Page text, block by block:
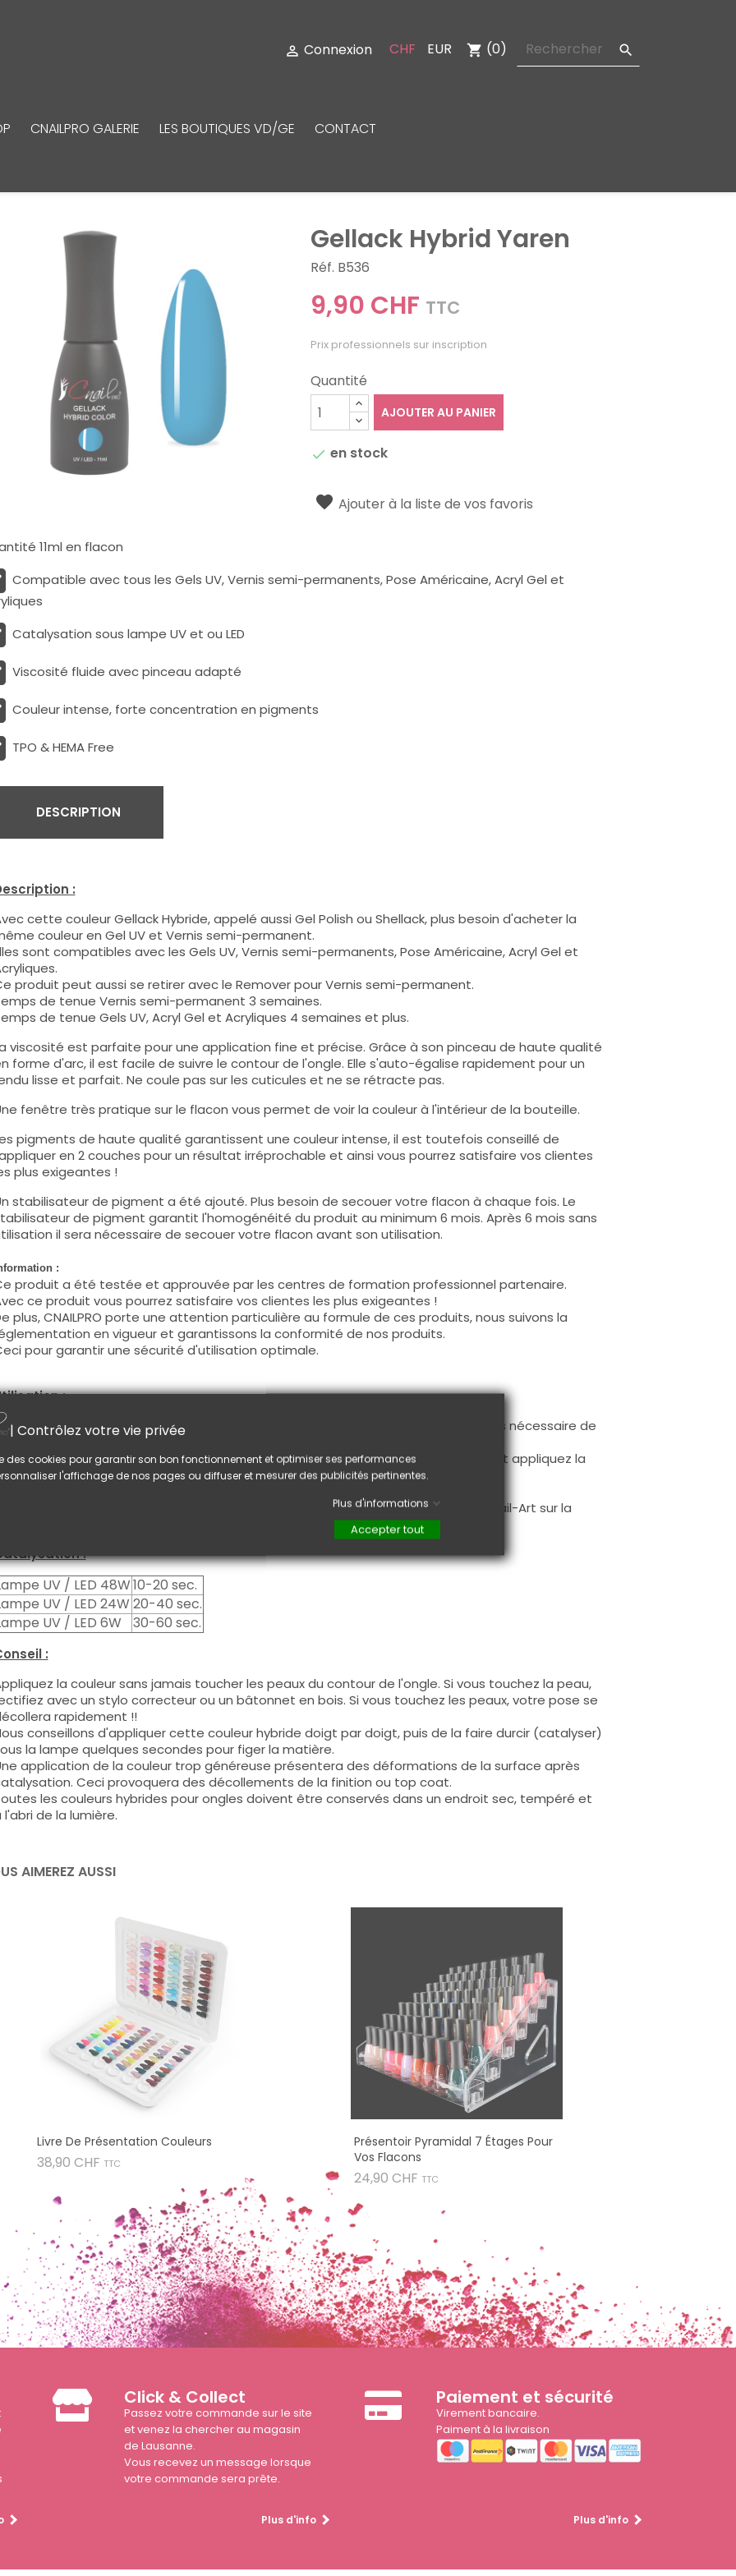
 Connexion CHF EUR shopping_cart (0) 
CNAILPRO GALERIE LES BOUTIQUES VD/GE CONTACT
Gellack Hybrid Yaren
Réf. B536
9,90 CHF TTC
Prix professionnels sur inscription
Quantité
AJOUTER AU PANIER
 en stock
Ajouter à la liste de vos favoris
11ml en flacon
Compatible avec tous les Gels UV, Vernis semi-permanents, Pose Américaine, Acryl Gel et
Catalysation sous lampe UV et ou LED
Viscosité fluide avec pinceau adapté
Couleur intense, forte concentration en pigments
TPO & HEMA Free
DESCRIPTION
:
cette couleur Gellack Hybride, appelé aussi Gel Polish ou Shellack, plus besoin d'acheter la
couleur en Gel UV et Vernis semi-permanent.
sont compatibles avec les Gels UV, Vernis semi-permanents, Pose Américaine, Acryl Gel et
produit peut aussi se retirer avec le Remover pour Vernis semi-permanent.
de tenue Vernis semi-permanent 3 semaines.
de tenue Gels UV, Acryl Gel et Acryliques 4 semaines et plus.
viscosité est parfaite pour une application fine et précise. Grâce à son pinceau de haute qualité
forme d'arc, il est facile de suivre le contour de l'ongle. Elle s'auto-égalise rapidement pour un
lisse et parfait. Ne coule pas sur les cuticules et ne se rétracte pas.
fenêtre très pratique sur le flacon vous permet de voir la couleur à l'intérieur de la bouteille.
pigments de haute qualité garantissent une couleur intense, il est toutefois conseillé de
en 2 couches pour un résultat irréprochable et ainsi vous pourrez satisfaire vos clientes
plus exigeantes !
stabilisateur de pigment a été ajouté. Plus besoin de secouer votre flacon à chaque fois. Le
de pigment garantit l'homogénéité du produit au minimum 6 mois. Après 6 mois sans
il sera nécessaire de secouer votre flacon avant son utilisation.
:
produit a été testée et approuvée par les centres de formation professionnel partenaire.
ce produit vous pourrez satisfaire vos clientes les plus exigeantes !
plus, CNAILPRO porte une attention particulière au formule de ces produits, nous suivons la
en vigueur et garantissons la conformité de nos produits.
pour garantir une sécurité d'utilisation optimale.
:
couleur s'applique avec son pinceau, de manière fine, sur la base (il n'est pas nécessaire de
la couche de cohésion) ou sur la construction après limage.
produit s'applique en deux couches, fermez le bord libre à la première couche et appliquez la
couche pour garantir un résultat optimal.
pouvez dégraisser la couche de cohésion si vous désirez faire une création Nail-Art sur la
:
UV / LED 48W10-20 sec.
UV / LED 24W 20-40 sec.
UV / LED 6W
30-60 sec.
:
la couleur sans jamais toucher les peaux du contour de l'ongle. Si vous touchez la peau,
avec un stylo correcteur ou un bâtonnet en bois. Si vous touchez les peaux, votre pose se
rapidement !!
conseillons d'appliquer cette couleur hybride doigt par doigt, puis de la faire durcir (catalyser)
la lampe quelques secondes pour figer la matière.
application de la couleur trop généreuse présentera des déformations de la surface après
Ceci provoquera des décollements de la finition ou top coat.
les couleurs hybrides pour ongles doivent être conservés dans un endroit sec, tempéré et
l'abri de la lumière.
AIMEREZ AUSSI
Livre De Présentation Couleurs
38,90 CHF Prix
TTC
Présentoir Pyramidal 7 Étages Pour
Vos Flacons
24,90 CHF Prix
TTC
Click & Collect
Passez votre commande sur le site
et venez la chercher au magasin
de Lausanne.
Vous recevez un message lorsque
votre commande sera prête.
Plus d'info
Paiement et sécurité
Virement bancaire.
Paiment à la livraison
Plus d'info
| Contrôlez votre vie privée
des cookies pour garantir son bon fonctionnement et optimiser ses performances
l'affichage de nos pages ou diffuser et mesurer des publicités pertinentes.
Plus d'informations
Accepter tout